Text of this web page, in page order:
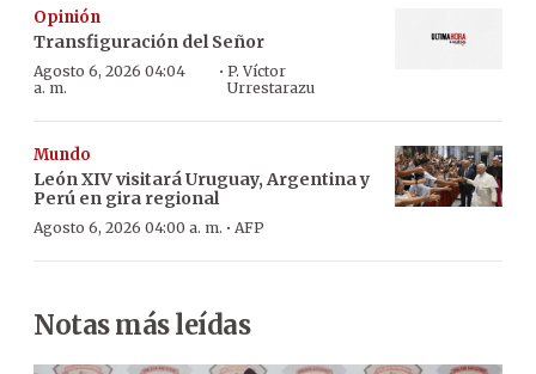
Opinión
Transfiguración del Señor
Agosto 6, 2026 04:04
a. m.
· P. Víctor
Urrestarazu
Mundo
León XIV visitará Uruguay, Argentina y
Perú en gira regional
Agosto 6, 2026 04:00 a. m. · AFP
Notas más leídas